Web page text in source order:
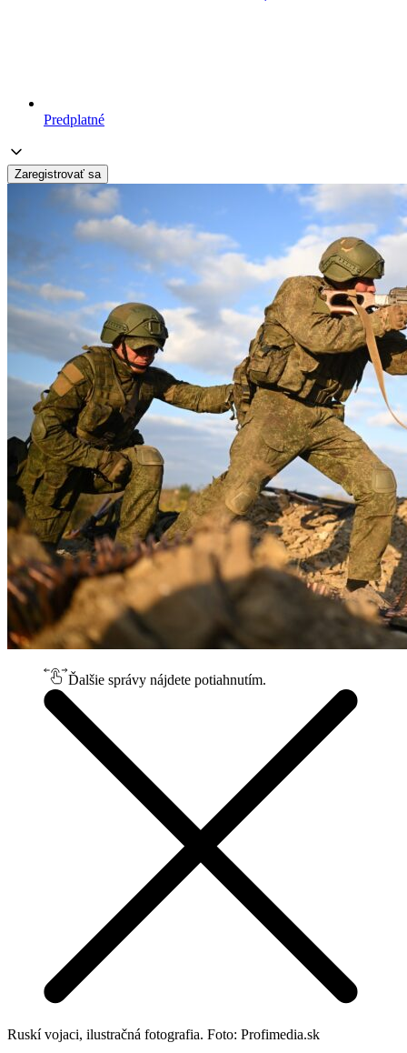
Predplatné
Zaregistrovať sa
Ďalšie správy nájdete potiahnutím.
Ruskí vojaci, ilustračná fotografia. Foto: Profimedia.sk